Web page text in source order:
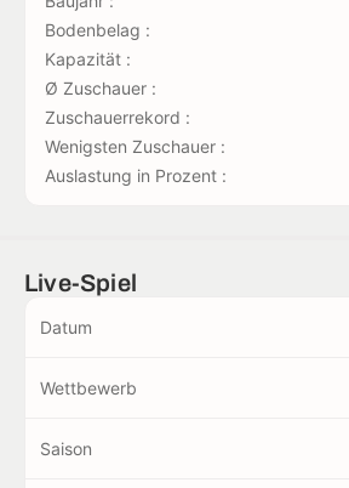
Bodenbelag :
Kapazität :
Ø Zuschauer :
Zuschauerrekord :
Wenigsten Zuschauer :
Auslastung in Prozent :
Live-Spiel
Datum
Wettbewerb
Saison